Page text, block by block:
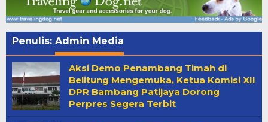
Penulis: Admin Media
Aksi Demo Penambang Timah di
Belitung Mengemuka, Ketua Komisi XII
DPR Bambang Patijaya Dorong
Perpres Segera Terbit